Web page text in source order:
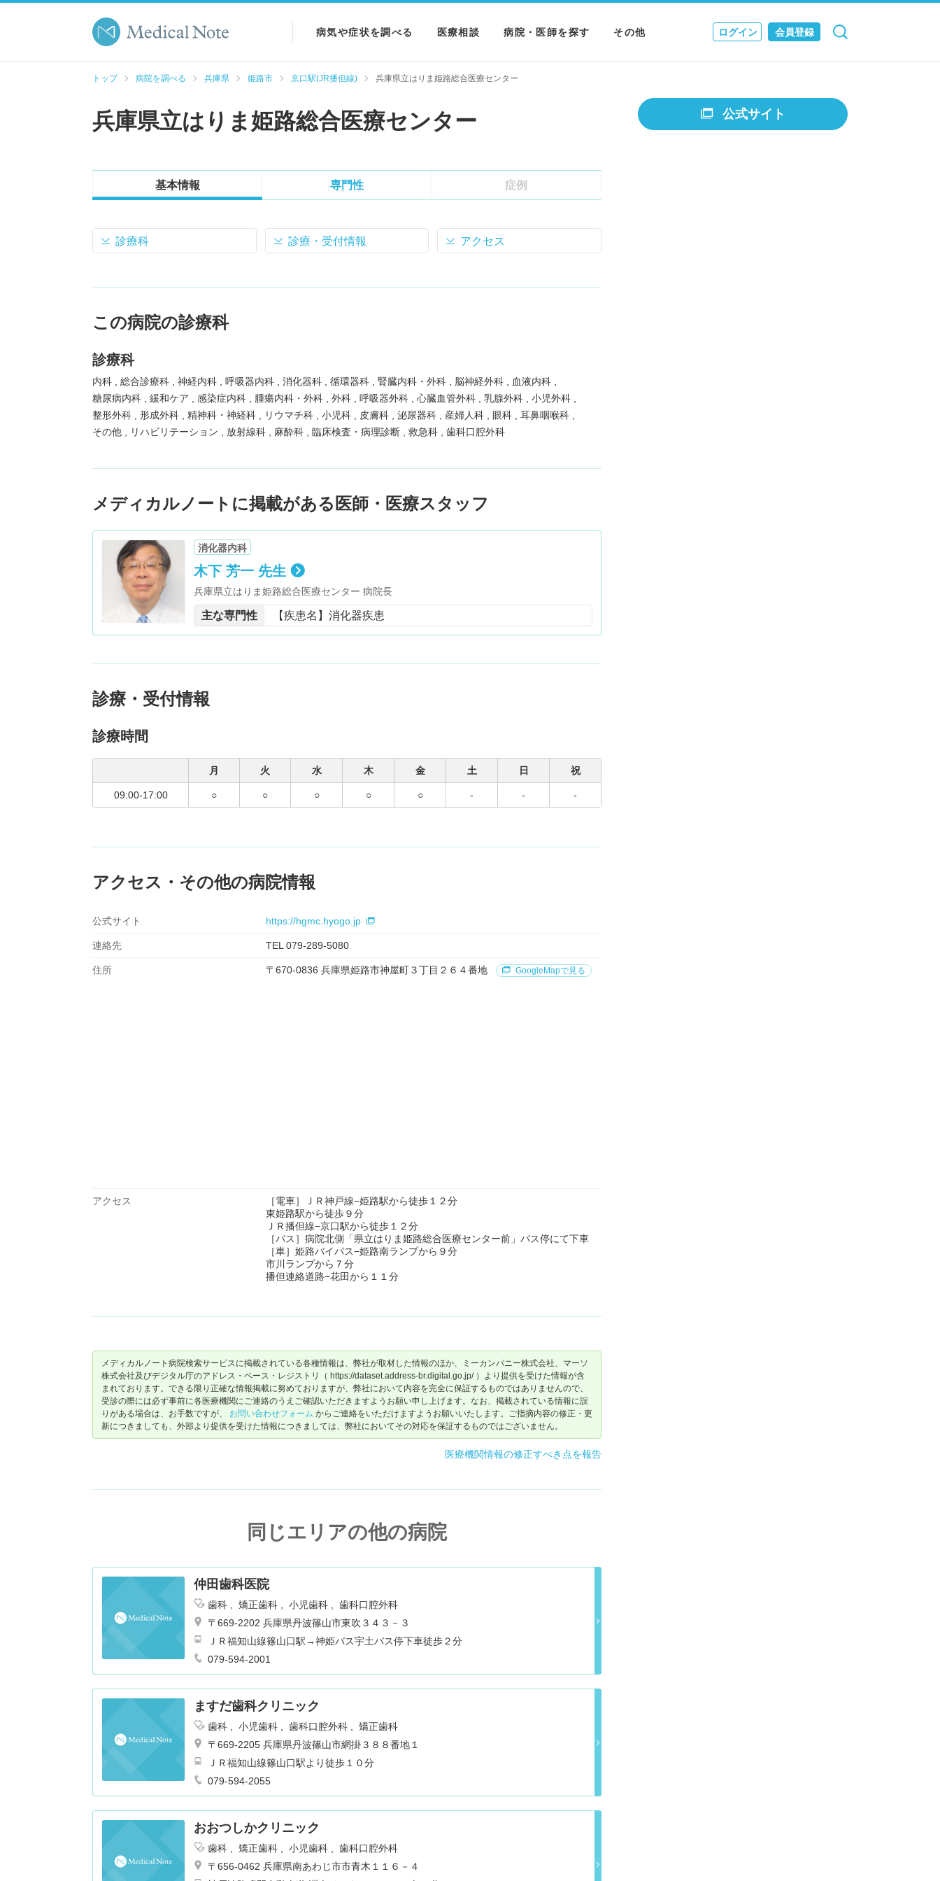
病気や症状を調べる 医療相談 病院・医師を探す その他
NEWS & JOURNAL
ログイン 会員登録
検索 キャンセル
トップ 病院を調べる 兵庫県 姫路市 京口駅(JR播但線) 兵庫県立はりま姫路総合医療センター
兵庫県立はりま姫路総合医療センター
基本情報 専門性 症例
診療科 診療・受付情報 アクセス
この病院の診療科
診療科
内科 総合診療科 神経内科 呼吸器内科 消化器科 循環器科 腎臓内科・外科 脳神経外科
血液内科
糖尿病内科
緩和ケア 感染症内科 腫瘍内科・外科 外科 呼吸器外科 心臓血管外科 乳腺外科
小児外科
整形外科
形成外科 精神科・神経科 リウマチ科 小児科 皮膚科 泌尿器科 産婦人科 眼科
耳鼻咽喉科
その他
リハビリテーション 放射線科 麻酔科 臨床検査・病理診断 救急科 歯科口腔外科
メディカルノートに掲載がある医師・医療スタッフ
消化器内科
木下 芳一 先生
兵庫県立はりま姫路総合医療センター 病院長
主な専門性 【疾患名】消化器疾患
診療・受付情報
診療時間
月 火 水 木 金 土 日 祝
09:00-17:00 ○ ○ ○ ○ ○ - - -
アクセス・その他の病院情報
公式サイト https://hgmc.hyogo.jp
連絡先 TEL 079-289-5080
住所 〒670-0836 兵庫県姫路市神屋町３丁目２６４番地 GoogleMapで見る
アクセス
［電車］ＪＲ神戸線−姫路駅から徒歩１２分
東姫路駅から徒歩９分
ＪＲ播但線−京口駅から徒歩１２分
［バス］病院北側「県立はりま姫路総合医療センター前」バス停にて下車
［車］姫路バイパス−姫路南ランプから９分
市川ランプから７分
播但連絡道路−花田から１１分
メディカルノート病院検索サービスに掲載されている各種情報は、弊社が取材した情報のほか、ミーカンパニー株式会社、マーソ
株式会社及びデジタル庁のアドレス・ベース・レジストリ（ https://dataset.address-br.digital.go.jp/ ）より提供を受けた情報が含
まれております。できる限り正確な情報掲載に努めておりますが、弊社において内容を完全に保証するものではありませんので、
受診の際には必ず事前に各医療機関にご連絡のうえご確認いただきますようお願い申し上げます。なお、掲載されている情報に誤
りがある場合は、お手数ですが、 お問い合わせフォーム からご連絡をいただけますようお願いいたします。ご指摘内容の修正・更
新につきましても、外部より提供を受けた情報につきましては、弊社においてその対応を保証するものではございません。
医療機関情報の修正すべき点を報告
同じエリアの他の病院
仲田歯科医院
歯科 矯正歯科 小児歯科
歯科口腔外科
〒669-2202 兵庫県丹波篠山市東吹３４３－３
ＪＲ福知山線篠山口駅→神姫バス宇土バス停下車徒歩２分
079-594-2001
ますだ歯科クリニック
歯科 小児歯科 歯科口腔外科
矯正歯科
〒669-2205 兵庫県丹波篠山市網掛３８８番地１
ＪＲ福知山線篠山口駅より徒歩１０分
079-594-2055
おおつしかクリニック
歯科 矯正歯科 小児歯科
歯科口腔外科
〒656-0462 兵庫県南あわじ市市青木１１６－４
公式サイト